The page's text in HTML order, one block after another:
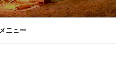
メニュー